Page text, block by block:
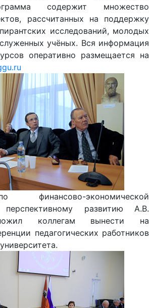
содержит множество
рассчитанных на поддержку
исследований, молодых
учёных. Вся информация
оперативно размещается на
экономической
развитию А.В.
коллегам вынести на
педагогических работников